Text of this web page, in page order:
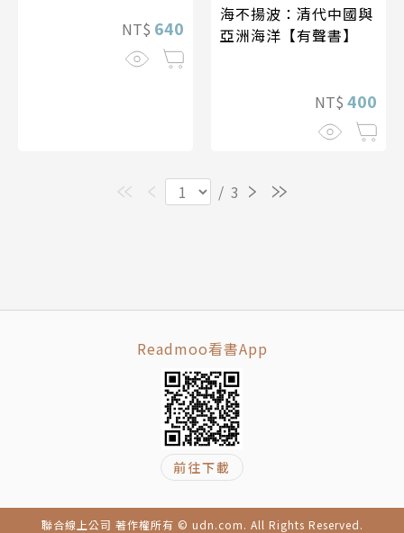
NT$ 640
海不揚波：清代中國與
亞洲海洋【有聲書】
NT$ 400
/ 3
Readmoo看書App
前往下載
聯合線上公司 著作權所有 © udn.com. All Rights Reserved.